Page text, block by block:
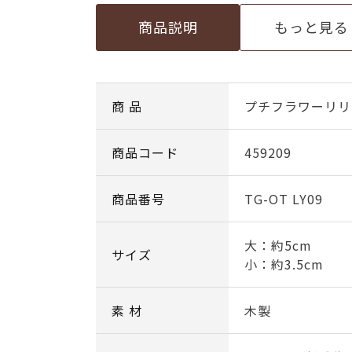
商品説明 もっと見る
商 品 プチフラワーリ
商品コード 459209
商品番号 TG-OT LY09
サイズ
大：約5cm
小：約3.5cm
素 材 木製